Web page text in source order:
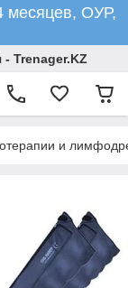
ОУР,
Trenager.KZ
и